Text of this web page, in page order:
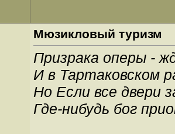
Мюзикловый туризм
Призрака оперы -
И в Тартаковском
Но Если все двери
Где-нибудь бог